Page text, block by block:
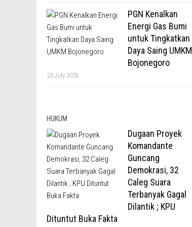
PGN Kenalkan
Energi Gas Bumi
untuk Tingkatkan
Daya Saing UMKM
Bojonegoro
23 July 2026
HUKUM
Dugaan Proyek
Komandante
Guncang
Demokrasi, 32
Caleg Suara
Terbanyak Gagal
Dilantik ; KPU
Dituntut Buka Fakta